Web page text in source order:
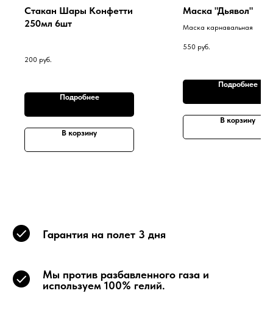
Стакан Шары Конфетти
250мл 6шт
200 руб.
Подробнее
В корзину
Маска "Дьявол"
Маска карнавальная
550 руб.
Подробнее
В корзину
Гарантия на полет 3 дня
Мы против разбавленного газа и
используем 100% гелий.